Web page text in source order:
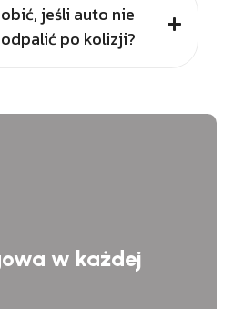
jeśli auto nie
po kolizji?
w każdej